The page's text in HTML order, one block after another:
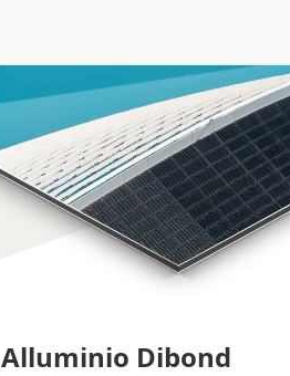
Alluminio Dibond